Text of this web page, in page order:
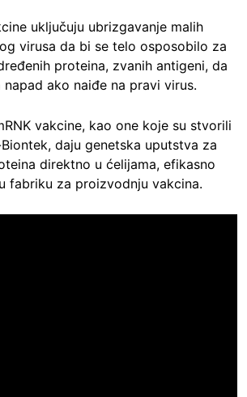
uključuju ubrizgavanje malih
virusa da bi se telo osposobilo za
proteina, zvanih antigeni, da
ako naiđe na pravi virus.
vakcine, kao one koje su stvorili
daju genetska uputstva za
direktno u ćelijama, efikasno
fabriku za proizvodnju vakcina.